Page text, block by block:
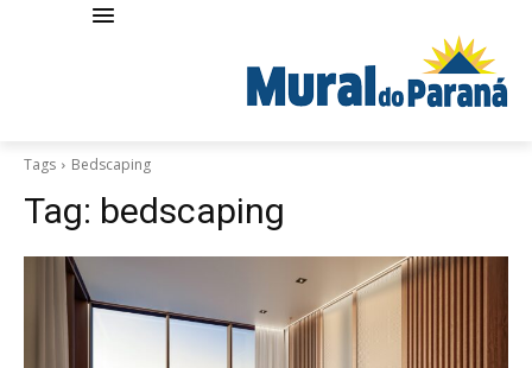
Tags Bedscaping
Tag: bedscaping